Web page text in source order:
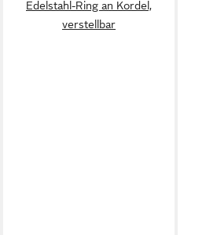
Edelstahl-Ring an Kordel,
verstellbar